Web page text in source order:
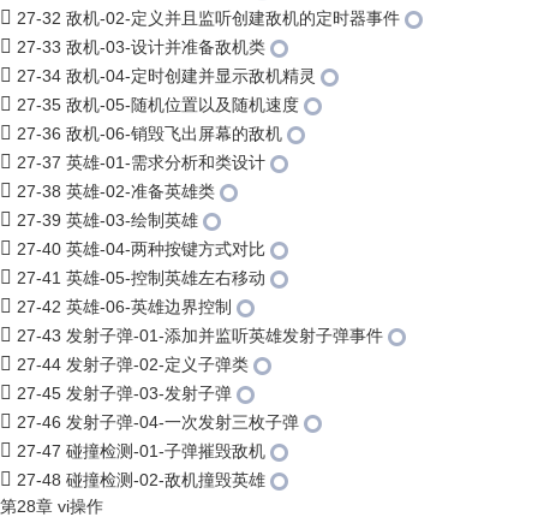
27-32 敌机-02-定义并且监听创建敌机的定时器事件
27-33 敌机-03-设计并准备敌机类
27-34 敌机-04-定时创建并显示敌机精灵
27-35 敌机-05-随机位置以及随机速度
27-36 敌机-06-销毁飞出屏幕的敌机
27-37 英雄-01-需求分析和类设计
27-38 英雄-02-准备英雄类
27-39 英雄-03-绘制英雄
27-40 英雄-04-两种按键方式对比
27-41 英雄-05-控制英雄左右移动
27-42 英雄-06-英雄边界控制
27-43 发射子弹-01-添加并监听英雄发射子弹事件
27-44 发射子弹-02-定义子弹类
27-45 发射子弹-03-发射子弹
27-46 发射子弹-04-一次发射三枚子弹
27-47 碰撞检测-01-子弹摧毁敌机
27-48 碰撞检测-02-敌机撞毁英雄
第28章 vi操作